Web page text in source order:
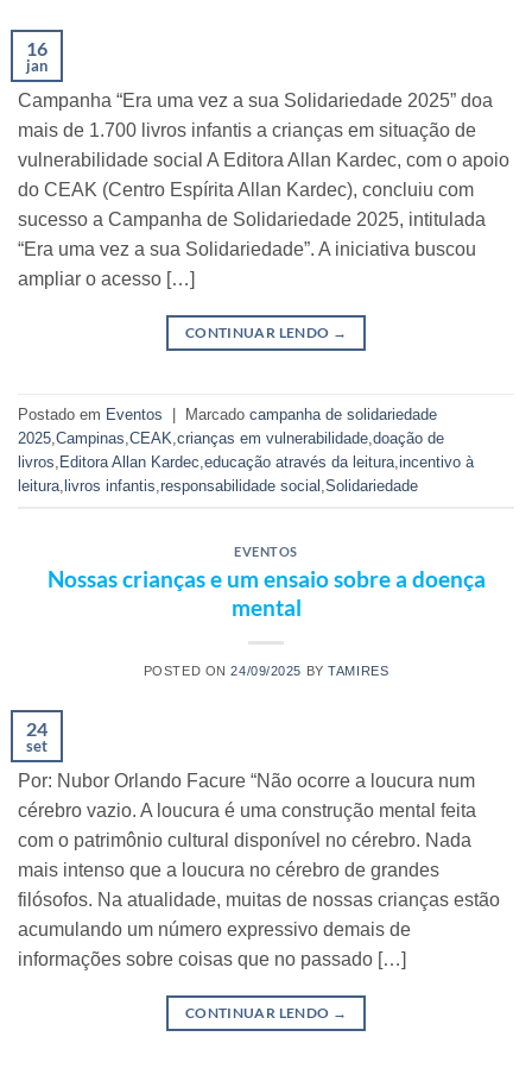
16
jan
Campanha “Era uma vez a sua Solidariedade 2025” doa
mais de 1.700 livros infantis a crianças em situação de
vulnerabilidade social A Editora Allan Kardec, com o apoio
do CEAK (Centro Espírita Allan Kardec), concluiu com
sucesso a Campanha de Solidariedade 2025, intitulada
“Era uma vez a sua Solidariedade”. A iniciativa buscou
ampliar o acesso […]
CONTINUAR LENDO →
Postado em Eventos | Marcado campanha de solidariedade
2025 Campinas CEAK crianças em vulnerabilidade doação de
livros Editora Allan Kardec educação através da leitura incentivo à
leitura livros infantis responsabilidade social Solidariedade
EVENTOS
Nossas crianças e um ensaio sobre a doença
mental
POSTED ON24/09/2025 BYTAMIRES
24
set
Por: Nubor Orlando Facure “Não ocorre a loucura num
cérebro vazio. A loucura é uma construção mental feita
com o patrimônio cultural disponível no cérebro. Nada
mais intenso que a loucura no cérebro de grandes
filósofos. Na atualidade, muitas de nossas crianças estão
acumulando um número expressivo demais de
informações sobre coisas que no passado […]
CONTINUAR LENDO →